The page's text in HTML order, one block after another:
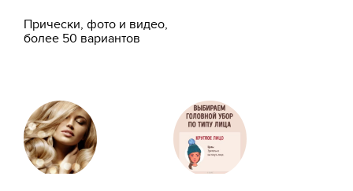
Прически, фото и видео,
более 50 вариантов